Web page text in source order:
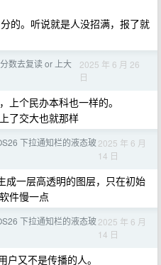
的。听说就是人没招满，报了就
数去复读 or 上大
2025 年 6 月 26
日
上个民办本科也一样的。
了交大也就那样
下拉通知栏的液态玻2025 年 6 月
14 日
成一层高透明的图层，只在初始
件慢一点
下拉通知栏的液态玻2025 年 6 月
14 日
户又不是传播的人。